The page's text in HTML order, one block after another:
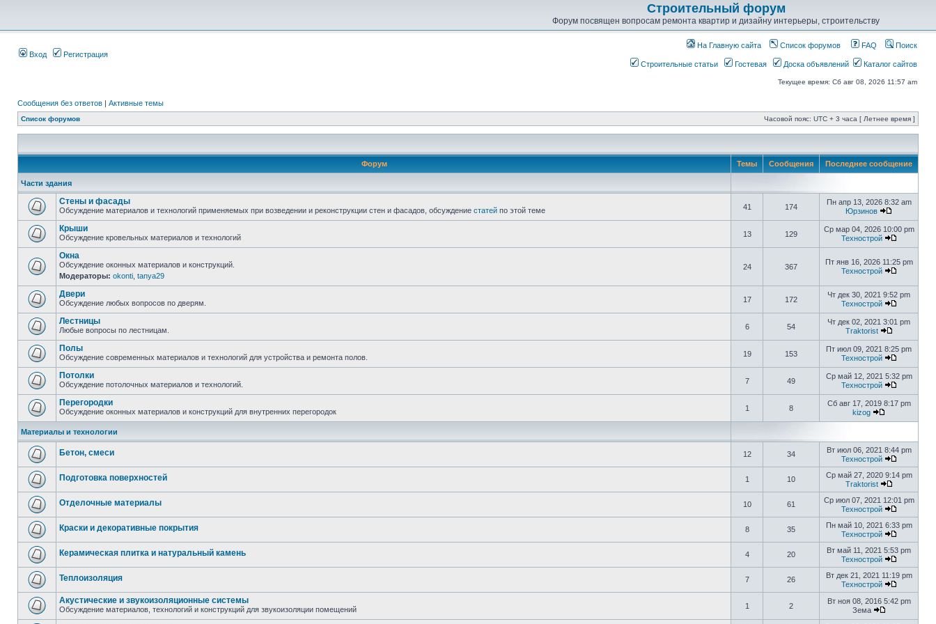
Строительный форум
Форум посвящен вопросам ремонта квартир и дизайну интерьеры, строительству
Вход Регистрация
На Главную сайта Список форумов FAQ Поиск
Строительные статьи Гостевая Доска объявлений Каталог сайтов
Текущее время: Сб авг 08, 2026 11:57 am
Сообщения без ответов | Активные темы
Список форумов Часовой пояс: UTC + 3 часа [ Летнее время ]
Форум Темы Сообщения Последнее сообщение
Части здания
Стены и фасады
Обсуждение материалов и технологий применяемых при возведении и реконструкции стен и фасадов, обсуждение статей по этой теме 41 174
Пн апр 13, 2026 8:32 am
Юрзинов
Крыши
Обсуждение кровельных материалов и технологий 13 129
Ср мар 04, 2026 10:00 pm
Технострой
Окна
Обсуждение оконных материалов и конструкций.
Модераторы: okonti tanya29
24 367
Пт янв 16, 2026 11:25 pm
Технострой
Двери
Обсуждение любых вопросов по дверям. 17 172
Чт дек 30, 2021 9:52 pm
Технострой
Лестницы
Любые вопросы по лестницам. 6 54
Чт дек 02, 2021 3:01 pm
Traktorist
Полы
Обсуждение современных материалов и технологий для устройства и ремонта полов. 19 153
Пт июл 09, 2021 8:25 pm
Технострой
Потолки
Обсуждение потолочных материалов и технологий. 7 49
Ср май 12, 2021 5:32 pm
Технострой
Перегородки
Обсуждение оконных материалов и конструкций для внутренних перегородок 1 8
Сб авг 17, 2019 8:17 pm
kizog
Материалы и технологии
Бетон, смеси 12 34
Вт июл 06, 2021 8:44 pm
Технострой
Подготовка поверхностей 1 10
Ср май 27, 2020 9:14 pm
Traktorist
Отделочные материалы 10 61
Ср июл 07, 2021 12:01 pm
Технострой
Краски и декоративные покрытия 8 35
Пн май 10, 2021 6:33 pm
Технострой
Керамическая плитка и натуральный камень 4 20
Вт май 11, 2021 5:53 pm
Технострой
Теплоизоляция 7 26
Вт дек 21, 2021 11:19 pm
Технострой
Акустические и звукоизоляционные системы
Обсуждение материалов, технологий и конструкций для звукоизоляции помещений 1 2
Вт ноя 08, 2016 5:42 pm
Зема